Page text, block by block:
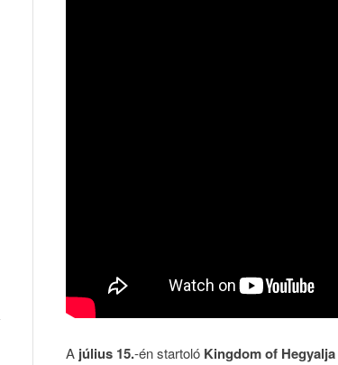
A július 15.-én startoló Kingdom of Hegyalja